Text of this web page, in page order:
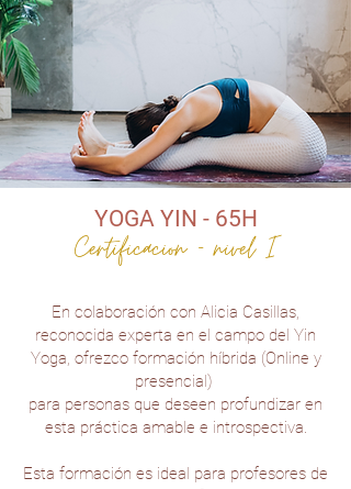
YOGA YIN - 65H
Certificacion - nivel I
En colaboración con Alicia Casillas,
reconocida experta en el campo del Yin
Yoga, ofrezco formación híbrida (Online y
presencial)
para personas que deseen profundizar en
esta práctica amable e introspectiva.
Esta formación es ideal para profesores de